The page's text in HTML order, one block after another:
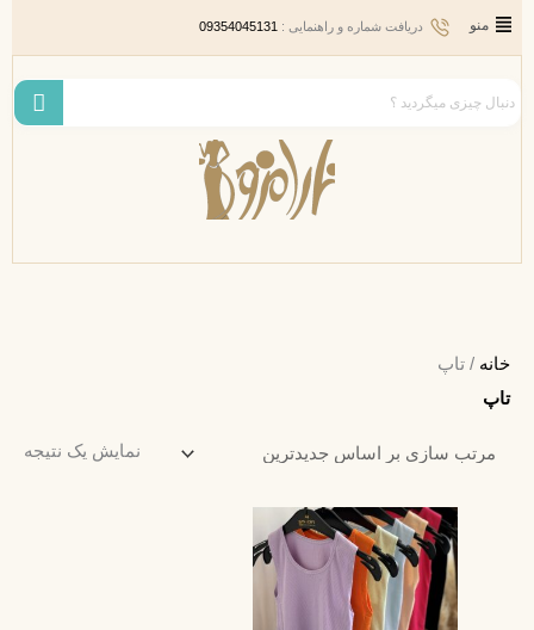
پرش Main
Menu
منو دریافت شماره و راهنمایی : 09354045131
خانه / تاپ
تاپ
نمایش یک نتیجه